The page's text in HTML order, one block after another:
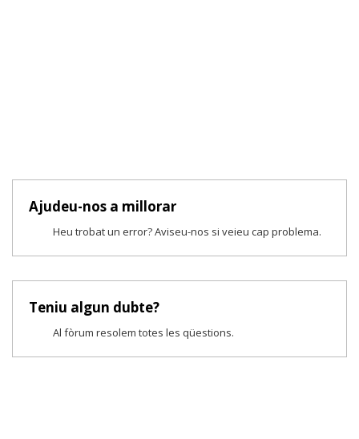
Ajudeu-nos a millorar
Heu trobat un error? Aviseu-nos si veieu cap problema.
Teniu algun dubte?
Al fòrum resolem totes les qüestions.